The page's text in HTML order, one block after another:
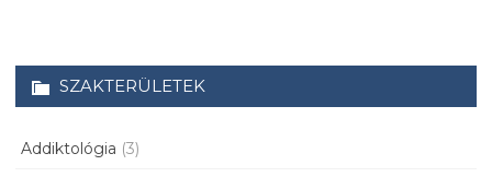
SZAKTERÜLETEK
Addiktológia (3)